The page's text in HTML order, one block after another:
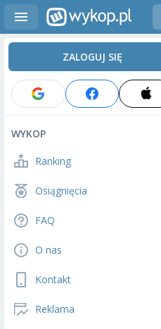
ZALOGUJ SIĘ
WYKOP
Ranking
Osiągnięcia
FAQ
O nas
Kontakt
Reklama